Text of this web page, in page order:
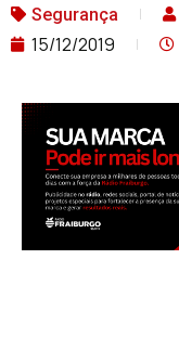
Segurança
15/12/2019